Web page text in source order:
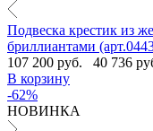
Подвеска крестик из
бриллиантами
107 200 руб.
40 736
В корзину
-62%
НОВИНКА